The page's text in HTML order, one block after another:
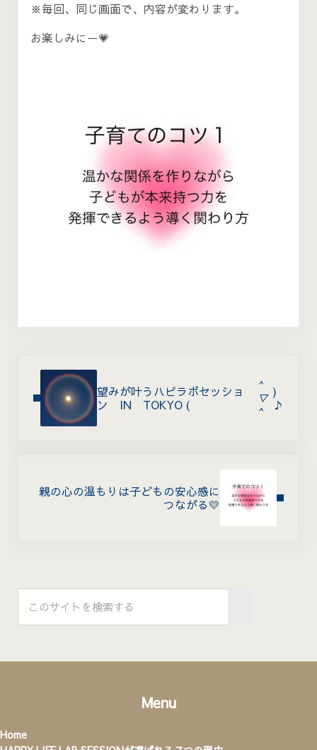
※毎回、同じ画面で、内容が変わります。
お楽しみにー💗
望みが叶うハピラボセッショ
ン IN TOKYO (
^
▽
^
)
♪
親の心の温もりは子どもの安心感に
つながる💛
Sidebar
Menu
Home